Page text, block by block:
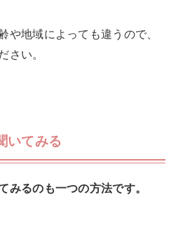
や地域によっても違うので、
さい。
いてみる
みるのも一つの方法です。